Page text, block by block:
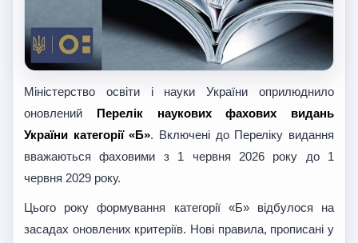
Міністерство освіти і науки України оприлюднило
оновлений Перелік наукових фахових видань
України категорії «Б». Включені до Переліку видання
вважаються фаховими з 1 червня 2026 року до 1
червня 2029 року.
Цього року формування категорії «Б» відбулося на
засадах оновлених критеріїв. Нові правила, прописані у